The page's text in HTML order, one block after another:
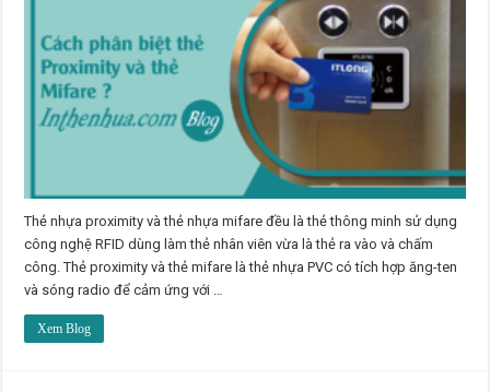
Thẻ nhựa proximity và thẻ nhựa mifare đều là thẻ thông minh sử dụng
công nghệ RFID dùng làm thẻ nhân viên vừa là thẻ ra vào và chấm
công. Thẻ proximity và thẻ mifare là thẻ nhựa PVC có tích hợp ăng-ten
và sóng radio để cảm ứng với …
Xem Blog